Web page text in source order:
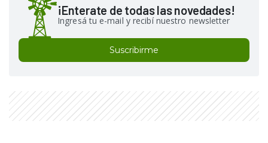
¡Enterate de todas las novedades!
Ingresá tu e-mail y recibí nuestro newsletter
Suscribirme